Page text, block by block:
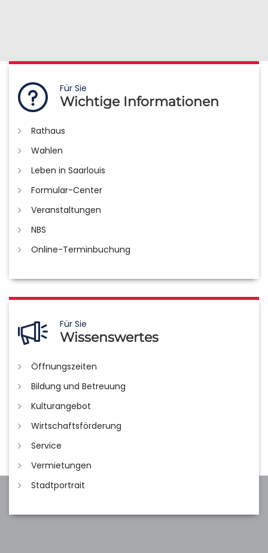
Für Sie
Wichtige Informationen
Rathaus
Wahlen
Leben in Saarlouis
Formular-Center
Veranstaltungen
NBS
Online-Terminbuchung
Für Sie
Wissenswertes
Öffnungszeiten
Bildung und Betreuung
Kulturangebot
Wirtschaftsförderung
Service
Vermietungen
Stadtportrait